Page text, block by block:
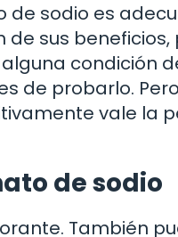
sodio es
sus beneficios,
condición
de probarlo.
vale la
de sodio
También